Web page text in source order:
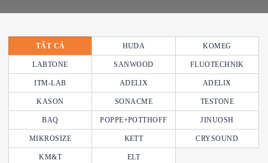
TẤT CẢ HUDA KOMEG
LABTONE SANWOOD FLUOTECHNIK
ITM-LAB ADELIX ADELIX
KASON SONACME TESTONE
BAQ POPPE+POTTHOFF JINUOSH
MIKROSIZE KETT CRYSOUND
KM&T ELT